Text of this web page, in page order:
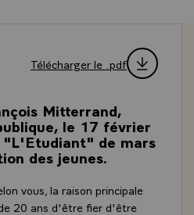
Télécharger le .pdf
Mitterrand,
le 17 février
"L'Etudiant" de mars
des jeunes.
vous, la raison principale
20 ans d'être fier d'être